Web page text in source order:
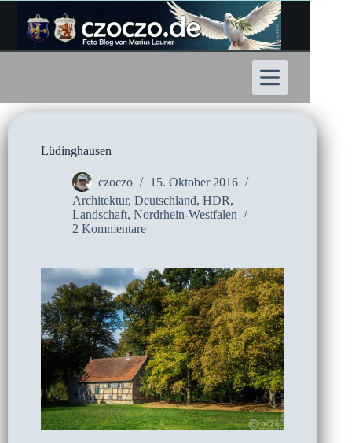
Inhalt
springen
Lüdinghausen
czoczo
15. Oktober 2016
Architektur, Deutschland, HDR,
Landschaft, Nordrhein-Westfalen
2 Kommentare